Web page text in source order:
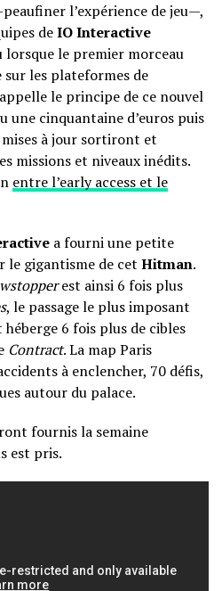
l’expérience de jeu—,
deIO Interactive
lorsque le premier morceau
sur les plateformes de
le principe de ce nouvel
une cinquantaine d’euros puis
à jour sortiront et
missions et niveaux inédits.
entre l’early access et le
a fourni une petite
le gigantisme de cet Hitman.
est ainsi 6 fois plus
, le passage le plus imposant
héberge 6 fois plus de cibles
Contract. La map Paris
à enclencher, 70 défis,
autour du palace.
fournis la semaine
est pris.